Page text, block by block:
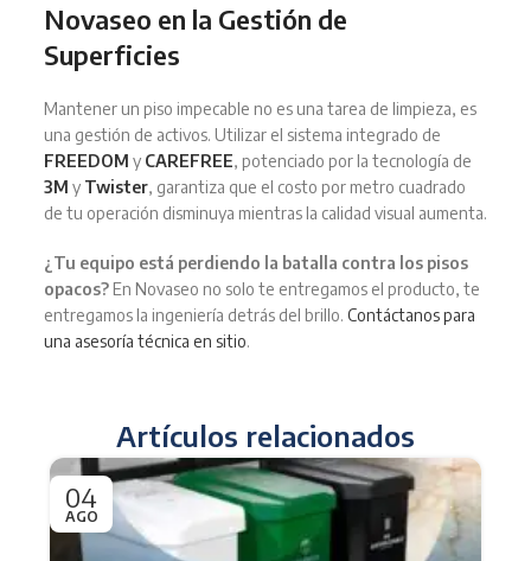
Novaseo en la Gestión de
Superficies
Mantener un piso impecable no es una tarea de limpieza, es
una gestión de activos. Utilizar el sistema integrado de
FREEDOM y CAREFREE, potenciado por la tecnología de
3M y Twister, garantiza que el costo por metro cuadrado
de tu operación disminuya mientras la calidad visual aumenta.
¿Tu equipo está perdiendo la batalla contra los pisos
opacos?En Novaseo no solo te entregamos el producto, te
entregamos la ingeniería detrás del brillo. Contáctanos para
una asesoría técnica en sitio.
Artículos relacionados
04
AGO